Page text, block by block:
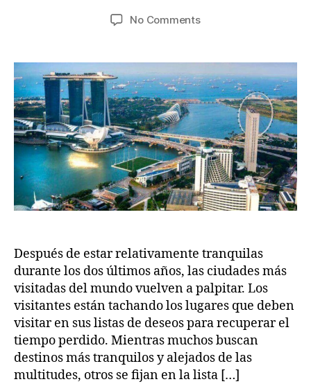
author
s
o
m
date
6
0
2
5
No Commentson
ciudades
más
visitadas
del
mundo
2025
Después de estar relativamente tranquilas
durante los dos últimos años, las ciudades más
visitadas del mundo vuelven a palpitar. Los
visitantes están tachando los lugares que deben
visitar en sus listas de deseos para recuperar el
tiempo perdido. Mientras muchos buscan
destinos más tranquilos y alejados de las
multitudes, otros se fijan en la lista […]